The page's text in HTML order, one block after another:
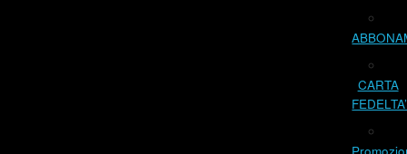
CARTA
FEDELTA’